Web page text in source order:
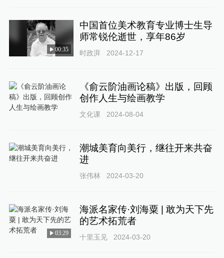
00:35
中国首位美术教育专业博士生导
师常锐伦逝世，享年86岁
时政湃 2024-12-17
《俞云阶油画论稿》出版，回顾
创作人生与绘画教学
文化课 2024-08-04
潮城美育向美行，继往开来共奋
进
张伟林 2024-03-20
03:29
海派名家传·刘海粟 | 敢为天下先
的艺术拓荒者
十里玉见 2024-03-20